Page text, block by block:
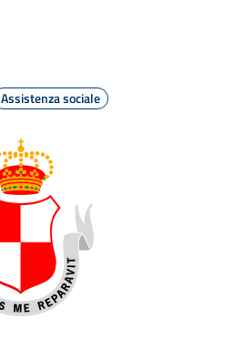
Assistenza sociale